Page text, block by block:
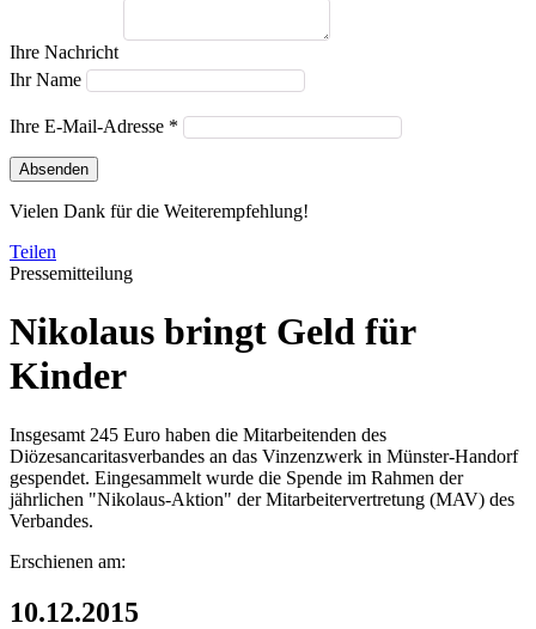
Ihre Nachricht
Ihr Name
Ihre E-Mail-Adresse *
Absenden
Vielen Dank für die Weiterempfehlung!
Teilen
Pressemitteilung
Nikolaus bringt Geld für
Kinder
Insgesamt 245 Euro haben die Mitarbeitenden des
Diözesancaritasverbandes an das Vinzenzwerk in Münster-Handorf
gespendet. Eingesammelt wurde die Spende im Rahmen der
jährlichen "Nikolaus-Aktion" der Mitarbeitervertretung (MAV) des
Verbandes.
Erschienen am:
10.12.2015